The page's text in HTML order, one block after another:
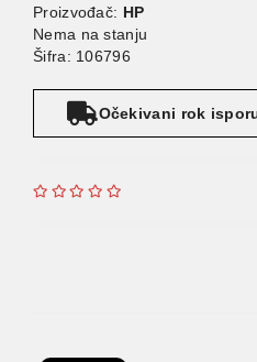
Proizvođač: HP
Nema na stanju
Šifra: 106796
Očekivani rok